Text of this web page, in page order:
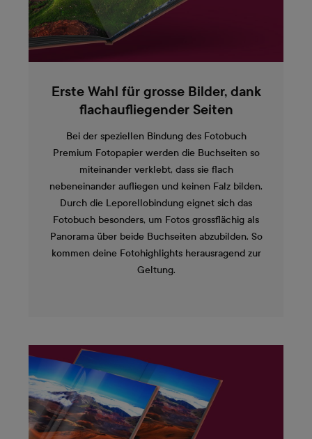
Erste Wahl für grosse Bilder, dank
flachaufliegender Seiten
Bei der speziellen Bindung des Fotobuch
Premium Fotopapier werden die Buchseiten so
miteinander verklebt, dass sie flach
nebeneinander aufliegen und keinen Falz bilden.
Durch die Leporellobindung eignet sich das
Fotobuch besonders, um Fotos grossflächig als
Panorama über beide Buchseiten abzubilden. So
kommen deine Fotohighlights herausragend zur
Geltung.